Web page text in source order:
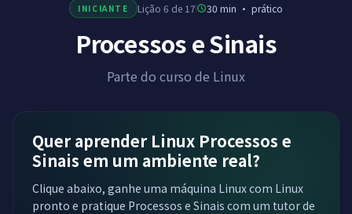
INICIANTE Lição 6 de 17 30 min · prático
Processos e Sinais
Parte do curso de Linux
Quer aprender Linux Processos e
Sinais em um ambiente real?
Clique abaixo, ganhe uma máquina Linux com Linux
pronto e pratique Processos e Sinais com um tutor de